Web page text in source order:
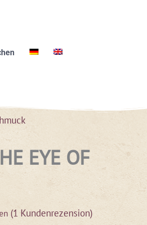
EYE OF
(1 Kundenrezension)